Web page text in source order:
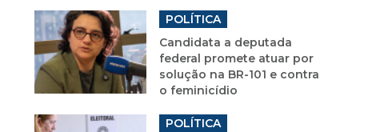
POLÍTICA
Candidata a deputada
federal promete atuar por
solução na BR-101 e contra
o feminicídio
POLÍTICA